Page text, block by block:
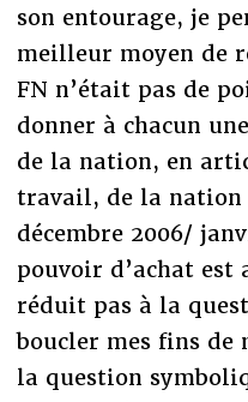
son entourage, je
meilleur moyen de
FN n’était pas de
donner à chacun
de la nation, en
travail, de la nation
décembre 2006/
pouvoir d’achat est
réduit pas à la
boucler mes fins de
la question